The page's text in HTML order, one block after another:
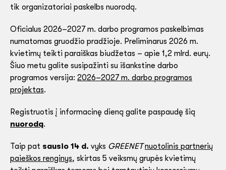
tik organizatoriai paskelbs nuorodą.
Oficialus 2026–2027 m. darbo programos paskelbimas
numatomas gruodžio pradžioje. Preliminarus 2026 m.
kvietimų teikti paraiškas biudžetas – apie 1,2 mlrd. eurų.
Šiuo metu galite susipažinti su išankstine darbo
programos versija: 2026–2027 m. darbo programos
projektas.
Registruotis į informacinę dieną galite paspaudę šią
nuorodą.
Taip pat sausio 14 d. vyks GREENET nuotolinis partnerių
paieškos renginys, skirtas 5 veiksmų grupės kvietimų